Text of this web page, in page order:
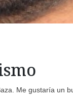
Me gustaría un